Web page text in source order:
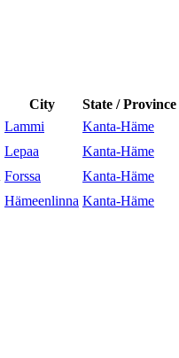
City State / Province
Lammi Kanta-Häme
Lepaa Kanta-Häme
Forssa Kanta-Häme
Hämeenlinna Kanta-Häme